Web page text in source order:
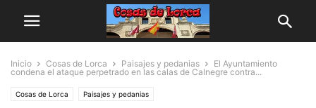
Inicio Cosas de Lorca Paisajes y pedanias
El Ayuntamiento
condena el ataque perpetrado en las calas de Calnegre contra...
Cosas de Lorca Paisajes y pedanias